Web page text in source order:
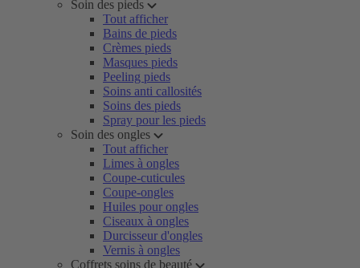
Soin des pieds
Tout afficher
Bains de pieds
Crèmes pieds
Masques pieds
Peeling pieds
Soins anti callosités
Soins des pieds
Spray pour les pieds
Soin des ongles
Tout afficher
Limes à ongles
Coupe-cuticules
Coupe-ongles
Huiles pour ongles
Ciseaux à ongles
Durcisseur d'ongles
Vernis à ongles
Coffrets soins de beauté